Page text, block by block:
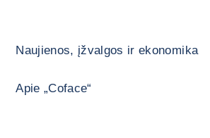
Naujienos, įžvalgos ir ekonomika
Apie „Coface“